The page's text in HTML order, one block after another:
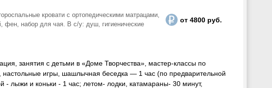
кровати с ортопедическими матрацами,
фен, набор для чая. В с/у: душ, гигиенические
от 4800 руб.
занятия с детьми в «Доме Творчества», мастер-классы по
настольные игры, шашлычная беседка — 1 час (по предварительной
- лыжи и коньки - 1 час; летом- лодки, катамараны- 30 минут,